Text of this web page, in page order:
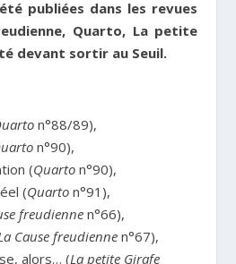
publiées dans les revues
, Quarto, La petite
devant sortir au Seuil.
n°88/89),
n°90),
(Quarto n°90),
(Quarto n°91),
freudiennen°66),
Cause freudienne n°67),
alors… (La petite Girafe